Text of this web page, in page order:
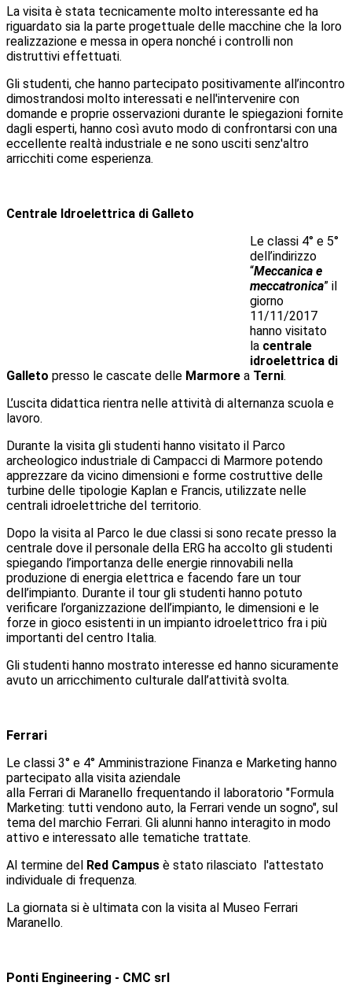
La visita è stata tecnicamente molto interessante ed ha
riguardato sia la parte progettuale delle macchine che la loro
realizzazione e messa in opera nonché i controlli non
distruttivi effettuati.
Gli studenti, che hanno partecipato positivamente all’incontro
dimostrandosi molto interessati e nell'intervenire con
domande e proprie osservazioni durante le spiegazioni fornite
dagli esperti, hanno così avuto modo di confrontarsi con una
eccellente realtà industriale e ne sono usciti senz'altro
arricchiti come esperienza.
Centrale Idroelettrica di Galleto
Le classi 4° e 5°
dell’indirizzo
“Meccanica e
meccatronica” il
giorno
11/11/2017
hanno visitato
la centrale
idroelettrica di
Galleto presso le cascate delle Marmore a Terni.
L’uscita didattica rientra nelle attività di alternanza scuola e
lavoro.
Durante la visita gli studenti hanno visitato il Parco
archeologico industriale di Campacci di Marmore potendo
apprezzare da vicino dimensioni e forme costruttive delle
turbine delle tipologie Kaplan e Francis, utilizzate nelle
centrali idroelettriche del territorio.
Dopo la visita al Parco le due classi si sono recate presso la
centrale dove il personale della ERG ha accolto gli studenti
spiegando l’importanza delle energie rinnovabili nella
produzione di energia elettrica e facendo fare un tour
dell’impianto. Durante il tour gli studenti hanno potuto
verificare l’organizzazione dell’impianto, le dimensioni e le
forze in gioco esistenti in un impianto idroelettrico fra i più
importanti del centro Italia.
Gli studenti hanno mostrato interesse ed hanno sicuramente
avuto un arricchimento culturale dall’attività svolta.
Ferrari
Le classi 3° e 4° Amministrazione Finanza e Marketing hanno
partecipato alla visita aziendale
alla Ferrari di Maranello frequentando il laboratorio "Formula
Marketing: tutti vendono auto, la Ferrari vende un sogno", sul
tema del marchio Ferrari. Gli alunni hanno interagito in modo
attivo e interessato alle tematiche trattate.
Al termine del Red Campus è stato rilasciato l'attestato
individuale di frequenza.
La giornata si è ultimata con la visita al Museo Ferrari
Maranello.
Ponti Engineering - CMC srl